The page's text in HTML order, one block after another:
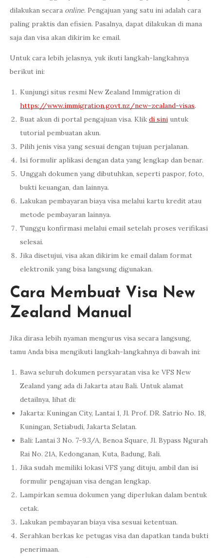
dilakukan secara online. Pengajuan yang satu ini adalah cara
paling praktis dan efisien. Pasalnya, dapat dilakukan di mana
saja dan visa akan dikirim ke email.
Untuk cara lebih jelasnya, yuk ikuti langkah-langkahnya
berikut ini:
Kunjungi situs resmi New Zealand Immigration di
https://www.immigration.govt.nz/new-zealand-visas.
Buat akun di portal pengajuan visa. Klik di sini untuk
tutorial pembuatan akun.
Pilih jenis visa yang sesuai dengan tujuan perjalanan.
Isi formulir aplikasi dengan data yang lengkap dan benar.
Unggah dokumen yang dibutuhkan, seperti paspor, foto,
bukti keuangan, dan lainnya.
Lakukan pembayaran biaya visa melalui kartu kredit atau
metode pembayaran lainnya.
Tunggu konfirmasi melalui email setelah proses verifikasi
selesai.
Jika disetujui, visa akan dikirim ke email dalam format
elektronik yang bisa langsung digunakan.
Cara Membuat Visa New
Zealand Manual
Jika dirasa lebih nyaman mengurus visa secara langsung,
tamu Anda bisa mengikuti langkah-langkahnya di bawah ini:
Bawa seluruh dokumen persyaratan visa ke VFS New
Zealand yang ada di Jakarta atau Bali. Untuk alamat
detailnya, lihat di:
Jakarta: Kuningan City, Lantai 1, Jl. Prof. DR. Satrio No. 18,
Kuningan, Setiabudi, Jakarta Selatan.
Bali: Lantai 3 No. 7-9.3/A, Benoa Square, Jl. Bypass Ngurah
Rai No. 21A, Kedonganan, Kuta, Badung, Bali.
Jika sudah memiliki lokasi VFS yang dituju, ambil dan isi
formulir pengajuan visa dengan lengkap.
Lampirkan semua dokumen yang diperlukan dalam bentuk
cetak.
Lakukan pembayaran biaya visa sesuai ketentuan.
Serahkan berkas ke petugas visa dan dapatkan tanda bukti
penerimaan.